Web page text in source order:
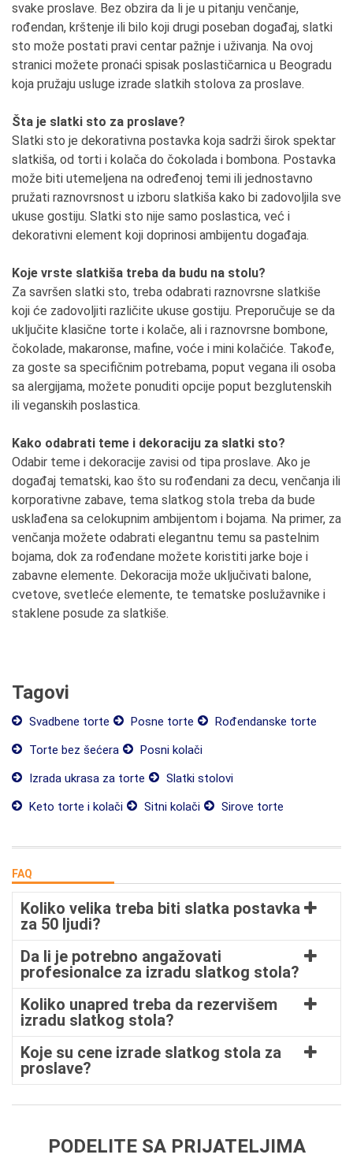
svake proslave. Bez obzira da li je u pitanju venčanje,
rođendan, krštenje ili bilo koji drugi poseban događaj, slatki
sto može postati pravi centar pažnje i uživanja. Na ovoj
stranici možete pronaći spisak poslastičarnica u Beogradu
koja pružaju usluge izrade slatkih stolova za proslave.
Šta je slatki sto za proslave?
Slatki sto je dekorativna postavka koja sadrži širok spektar
slatkiša, od torti i kolača do čokolada i bombona. Postavka
može biti utemeljena na određenoj temi ili jednostavno
pružati raznovrsnost u izboru slatkiša kako bi zadovoljila sve
ukuse gostiju. Slatki sto nije samo poslastica, već i
dekorativni element koji doprinosi ambijentu događaja.
Koje vrste slatkiša treba da budu na stolu?
Za savršen slatki sto, treba odabrati raznovrsne slatkiše
koji će zadovoljiti različite ukuse gostiju. Preporučuje se da
uključite klasične torte i kolače, ali i raznovrsne bombone,
čokolade, makaronse, mafine, voće i mini kolačiće. Takođe,
za goste sa specifičnim potrebama, poput vegana ili osoba
sa alergijama, možete ponuditi opcije poput bezglutenskih
ili veganskih poslastica.
Kako odabrati teme i dekoraciju za slatki sto?
Odabir teme i dekoracije zavisi od tipa proslave. Ako je
događaj tematski, kao što su rođendani za decu, venčanja ili
korporativne zabave, tema slatkog stola treba da bude
usklađena sa celokupnim ambijentom i bojama. Na primer, za
venčanja možete odabrati elegantnu temu sa pastelnim
bojama, dok za rođendane možete koristiti jarke boje i
zabavne elemente. Dekoracija može uključivati balone,
cvetove, svetleće elemente, te tematske poslužavnike i
staklene posude za slatkiše.
Tagovi
Svadbene torte Posne torte
Rođendanske torte
Torte bez šećera
Posni kolači
Izrada ukrasa za torte
Slatki stolovi
Keto torte i kolači
Sitni kolači Sirove torte
FAQ
Koliko velika treba biti slatka postavka
za 50 ljudi?
Da li je potrebno angažovati
profesionalce za izradu slatkog stola?
Koliko unapred treba da rezervišem
izradu slatkog stola?
Koje su cene izrade slatkog stola za
proslave?
PODELITE SA PRIJATELJIMA